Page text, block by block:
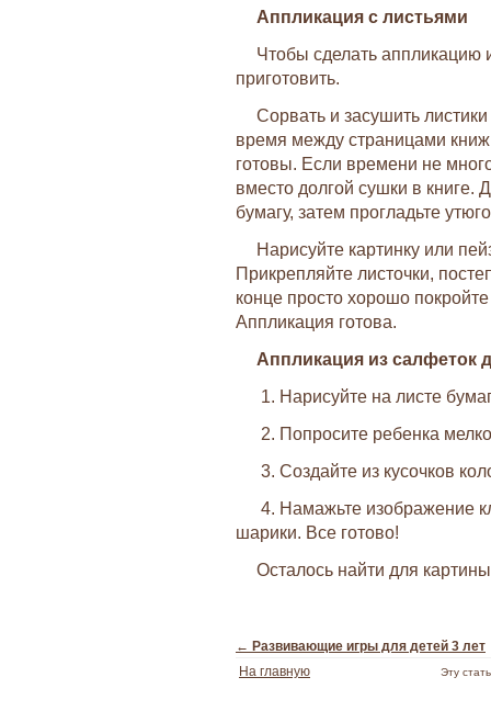
Аппликация с листьями
Чтобы сделать аппликацию
приготовить.
Сорвать и засушить
время между страницами
готовы. Если времени не
вместо долгой сушки в книге.
бумагу, затем прогладьте
Нарисуйте картинку или
Прикрепляйте листочки,
конце просто хорошо
Аппликация готова.
Аппликация из салфеток
1. Нарисуйте на листе
2. Попросите ребенка
3. Создайте из кусочков
4. Намажьте изображение
шарики. Все готово!
Осталось найти для
← Развивающие игры для детей 3 лет
На главную
Эту